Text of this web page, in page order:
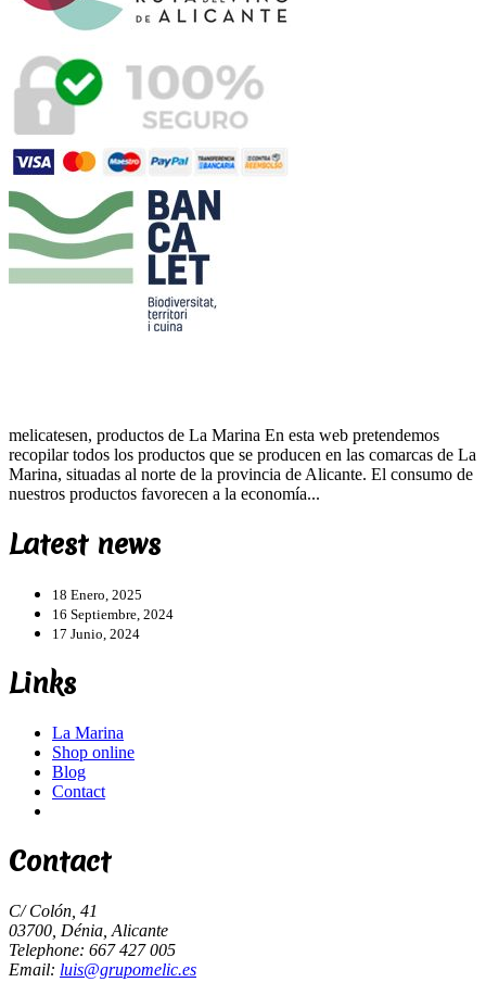
melicatesen, productos de La Marina En esta web pretendemos
recopilar todos los productos que se producen en las comarcas de La
Marina, situadas al norte de la provincia de Alicante. El consumo de
nuestros productos favorecen a la economía...
Latest news
18 Enero, 2025
16 Septiembre, 2024
17 Junio, 2024
Links
La Marina
Shop online
Blog
Contact
Contact
C/ Colón, 41
03700, Dénia, Alicante
Telephone: 667 427 005
Email: luis@grupomelic.es